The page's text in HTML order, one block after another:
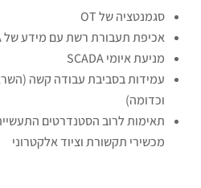
סגמנטציה של OT
אכיפת תעבורת רשת עם מידע של ICS/SCADA
מניעת איומי SCADA
עמידות בסביבת עבודה קשה
וכדומה)
תאימות לרוב הסטנדרטים
מכשירי תקשורת וציוד אלקטרוני